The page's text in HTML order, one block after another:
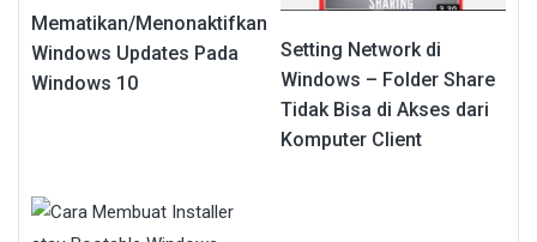
Mematikan/Menonaktifkan
Windows Updates Pada
Windows 10
Setting Network di
Windows – Folder Share
Tidak Bisa di Akses dari
Komputer Client